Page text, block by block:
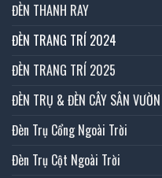
ĐÈN THANH RAY
ĐÈN TRANG TRÍ 2024
ĐÈN TRANG TRÍ 2025
ĐÈN TRỤ & ĐÈN CÂY SÂN VƯỜN
Đèn Trụ Cổng Ngoài Trời
Đèn Trụ Cột Ngoài Trời